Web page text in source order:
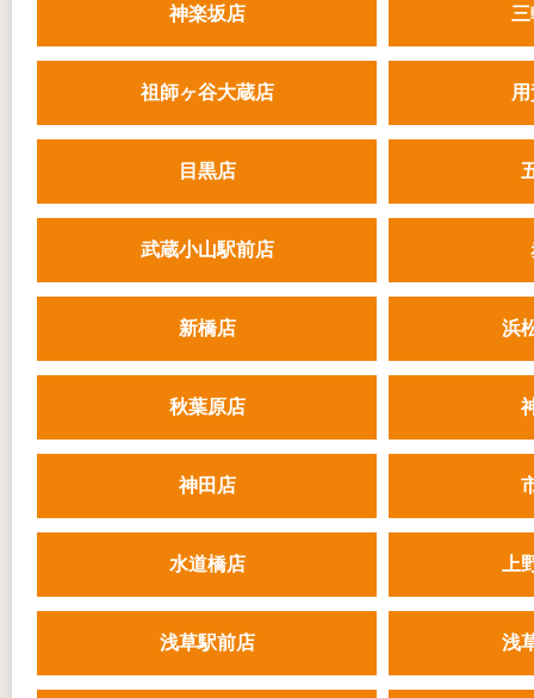
神楽坂店
祖師ヶ谷大蔵店
目黒店
武蔵小山駅前店
新橋店 浜
秋葉原店
神田店
水道橋店 上
浅草駅前店 浅